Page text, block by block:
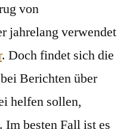
von
jahrelang verwendet
. Doch findet sich die
Berichten über
helfen sollen,
Im besten Fall ist es